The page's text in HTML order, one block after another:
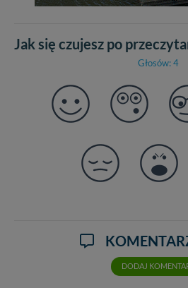
Jak się czujesz po
Głosów: 4
DODAJ